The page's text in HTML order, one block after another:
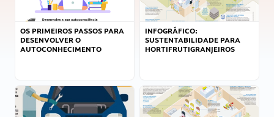
OS PRIMEIROS PASSOS PARA
DESENVOLVER O
AUTOCONHECIMENTO
INFOGRÁFICO:
SUSTENTABILIDADE PARA
HORTIFRUTIGRANJEIROS